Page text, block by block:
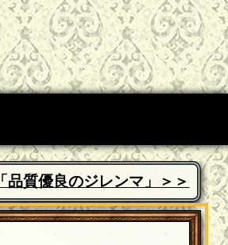
「品質優良のジレンマ」＞＞